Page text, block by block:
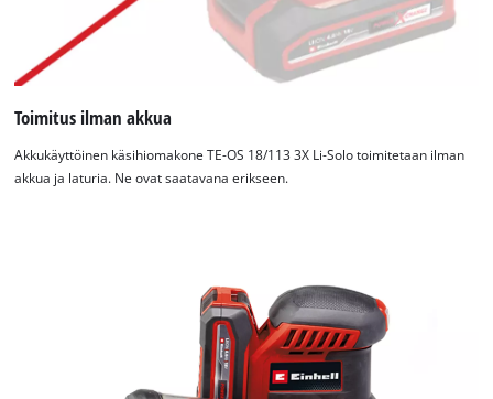
Tarvitsemme suostumuksesi palvelun
visitor. The website owner needs to setup
the site with their CMP to add this content
to the list of technologies used.
Powered by
Usercentrics Consent
Management Platform
Toimitus ilman akkua
Akkukäyttöinen käsihiomakone TE-OS 18/113 3X Li-Solo toimitetaan ilman
akkua ja laturia. Ne ovat saatavana erikseen.